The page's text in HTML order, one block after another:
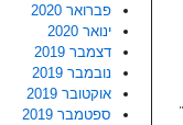
פברואר 2020
ינואר 2020
דצמבר 2019
נובמבר 2019
אוקטובר 2019
ספטמבר 2019